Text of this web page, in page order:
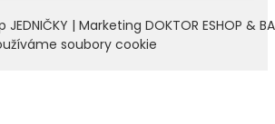
JEDNIČKY | Marketing DOKTOR ESHOP &
soubory cookie